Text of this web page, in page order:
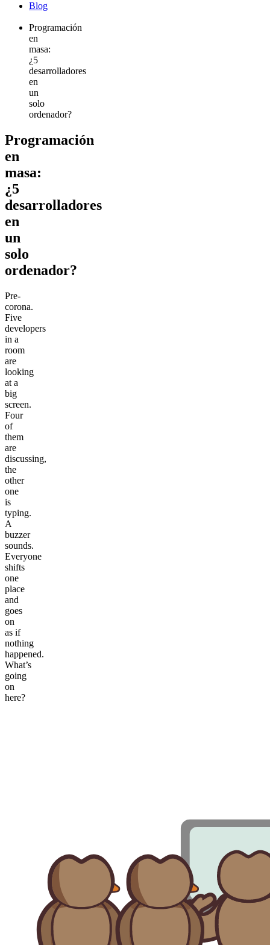
Blog
Programación
en
masa:
¿5
desarrolladores
en
un
solo
ordenador?
Programación
en
masa:
¿5
desarrolladores
en
un
solo
ordenador?
Pre-
corona.
Five
developers
in a
room
are
looking
at a
big
screen.
Four
of
them
are
discussing,
the
other
one
is
typing.
A
buzzer
sounds.
Everyone
shifts
one
place
and
goes
on
as if
nothing
happened.
What’s
going
on
here?